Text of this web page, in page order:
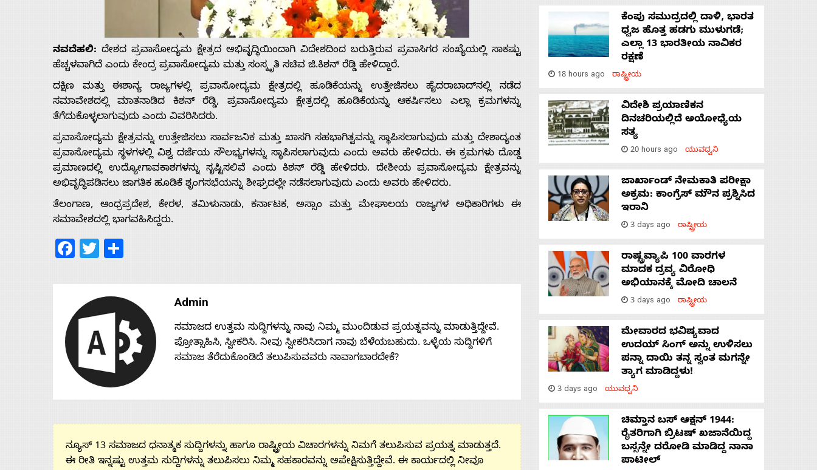
Advertise
Contact
ನವದೆಹಲಿ: ದೇಶದ ಪ್ರವಾಸೋದ್ಯಮ ಕ್ಷೇತ್ರದ ಅಭಿವೃದ್ಧಿಯಿಂದಾಗಿ ವಿದೇಶದಿಂದ ಬರುತ್ತಿರುವ ಪ್ರವಾಸಿಗರ ಸಂಖ್ಯೆಯಲ್ಲಿ ಸಾಕಷ್ಟು
ಹೆಚ್ಚಳವಾಗಿದೆ ಎಂದು ಕೇಂದ್ರ ಪ್ರವಾಸೋದ್ಯಮ ಮತ್ತು ಸಂಸ್ಕೃತಿ ಸಚಿವ ಜಿ.ಕಿಶನ್ ರೆಡ್ಡಿ ಹೇಳಿದ್ದಾರೆ.
ದಕ್ಷಿಣ ಮತ್ತು ಈಶಾನ್ಯ ರಾಜ್ಯಗಳಲ್ಲಿ ಪ್ರವಾಸೋದ್ಯಮ ಕ್ಷೇತ್ರದಲ್ಲಿ ಹೂಡಿಕೆಯನ್ನು ಉತ್ತೇಜಿಸಲು ಹೈದರಾಬಾದ್‌ನಲ್ಲಿ ನಡೆದ
ಸಮಾವೇಶದಲ್ಲಿ ಮಾತನಾಡಿದ ಕಿಶನ್ ರೆಡ್ಡಿ, ಪ್ರವಾಸೋದ್ಯಮ ಕ್ಷೇತ್ರದಲ್ಲಿ ಹೂಡಿಕೆಯನ್ನು ಆಕರ್ಷಿಸಲು ಎಲ್ಲಾ ಕ್ರಮಗಳನ್ನು
ತೆಗೆದುಕೊಳ್ಳಲಾಗುವುದು ಎಂದು ವಿವರಿಸಿದರು.
ಪ್ರವಾಸೋದ್ಯಮ ಕ್ಷೇತ್ರವನ್ನು ಉತ್ತೇಜಿಸಲು ಸಾರ್ವಜನಿಕ ಮತ್ತು ಖಾಸಗಿ ಸಹಭಾಗಿತ್ವವನ್ನು ಸ್ಥಾಪಿಸಲಾಗುವುದು ಮತ್ತು ದೇಶಾದ್ಯಂತ
ಪ್ರವಾಸೋದ್ಯಮ ಸ್ಥಳಗಳಲ್ಲಿ ವಿಶ್ವ ದರ್ಜೆಯ ಸೌಲಭ್ಯಗಳನ್ನು ಸ್ಥಾಪಿಸಲಾಗುವುದು ಎಂದು ಅವರು ಹೇಳಿದರು. ಈ ಕ್ರಮಗಳು ದೊಡ್ಡ
ಪ್ರಮಾಣದಲ್ಲಿ ಉದ್ಯೋಗಾವಕಾಶಗಳನ್ನು ಸೃಷ್ಟಿಸಲಿವೆ ಎಂದು ಕಿಶನ್ ರೆಡ್ಡಿ ಹೇಳಿದರು. ದೇಶೀಯ ಪ್ರವಾಸೋದ್ಯಮ ಕ್ಷೇತ್ರವನ್ನು
ಅಭಿವೃದ್ಧಿಪಡಿಸಲು ಜಾಗತಿಕ ಹೂಡಿಕೆ ಶೃಂಗಸಭೆಯನ್ನು ಶೀಘ್ರದಲ್ಲೇ ನಡೆಸಲಾಗುವುದು ಎಂದು ಅವರು ಹೇಳಿದರು.
ತೆಲಂಗಾಣ, ಆಂಧ್ರಪ್ರದೇಶ, ಕೇರಳ, ತಮಿಳುನಾಡು, ಕರ್ನಾಟಕ, ಅಸ್ಸಾಂ ಮತ್ತು ಮೇಘಾಲಯ ರಾಜ್ಯಗಳ ಅಧಿಕಾರಿಗಳು ಈ
ಸಮಾವೇಶದಲ್ಲಿ ಭಾಗವಹಿಸಿದ್ದರು.
Facebook
Twitter
Admin
ಸಮಾಜದ ಉತ್ತಮ ಸುದ್ದಿಗಳನ್ನು ನಾವು ನಿಮ್ಮ ಮುಂದಿಡುವ ಪ್ರಯತ್ನವನ್ನು ಮಾಡುತ್ತಿದ್ದೇವೆ.
ಪ್ರೋತ್ಸಾಹಿಸಿ, ಸ್ವೀಕರಿಸಿ. ನೀವು ಸ್ವೀಕರಿಸಿದಾಗ ನಾವು ಬೆಳೆಯಬಹುದು. ಒಳ್ಳೆಯ ಸುದ್ದಿಗಳಿಗೆ
ಸಮಾಜ ತೆರೆದುಕೊಂಡಿದೆ ತಲುಪಿಸುವವರು ನಾವಾಗಬಾರದೇಕೆ?
ನ್ಯೂಸ್ 13 ಸಮಾಜದ ಧನಾತ್ಮಕ ಸುದ್ದಿಗಳನ್ನು ಹಾಗೂ ರಾಷ್ಟ್ರೀಯ ವಿಚಾರಗಳನ್ನು ನಿಮಗೆ ತಲುಪಿಸುವ ಪ್ರಯತ್ನ ಮಾಡುತ್ತದೆ.
ಈ ರೀತಿ ಇನ್ನಷ್ಟು ಉತ್ತಮ ಸುದ್ದಿಗಳನ್ನು ತಲುಪಿಸಲು ನಿಮ್ಮ ಸಹಕಾರವನ್ನು ಅಪೇಕ್ಷಿಸುತ್ತಿದ್ದೇವೆ. ಈ ಕಾರ್ಯದಲ್ಲಿ ನೀವೂ
ಕೆಂಪು ಸಮುದ್ರದಲ್ಲಿ ದಾಳಿ, ಭಾರತ
ಧ್ವಜ ಹೊತ್ತ ಹಡಗು ಮುಳುಗಡೆ;
ಎಲ್ಲಾ 13 ಭಾರತೀಯ ನಾವಿಕರ
ರಕ್ಷಣೆ
18 hours ago ರಾಷ್ಟ್ರೀಯ
ವಿದೇಶಿ ಪ್ರಯಾಣಿಕನ
ದಿನಚರಿಯಲ್ಲಿದೆ ಅಯೋಧ್ಯೆಯ
ಸತ್ಯ
20 hours ago ಯುವಧ್ವನಿ
ಜಾರ್ಖಾಂಡ್‌ ನೇಮಕಾತಿ ಪರೀಕ್ಷಾ
ಅಕ್ರಮ: ಕಾಂಗ್ರೆಸ್‌ ಮೌನ ಪ್ರಶ್ನಿಸಿದ
ಇರಾನಿ
3 days ago ರಾಷ್ಟ್ರೀಯ
ರಾಷ್ಟ್ರವ್ಯಾಪಿ 100 ವಾರಗಳ
ಮಾದಕ ದ್ರವ್ಯ ವಿರೋಧಿ
ಅಭಿಯಾನಕ್ಕೆ ಮೋದಿ ಚಾಲನೆ
3 days ago ರಾಷ್ಟ್ರೀಯ
ಮೇವಾರದ ಭವಿಷ್ಯವಾದ
ಉದಯ್ ಸಿಂಗ್ ಅನ್ನು ಉಳಿಸಲು
ಪನ್ನಾ ದಾಯಿ ತನ್ನ ಸ್ವಂತ ಮಗನ್ನೇ
ತ್ಯಾಗ ಮಾಡಿದ್ದಳು!
3 days ago ಯುವಧ್ವನಿ
ಚಿಮ್ತಾನ ಬಸ್ ಆಕ್ಷನ್ 1944:
ರೈತರಿಗಾಗಿ ಬ್ರಿಟಷ್‌ ಖಜಾನೆಯಿದ್ದ
ಬಸ್ಸನ್ನೇ ದರೋಡಿ ಮಾಡಿದ್ದ ನಾನಾ
ಪಾಟೀಲ್